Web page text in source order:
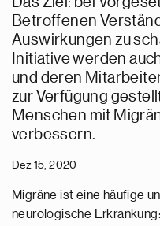
Betroffenen
Auswirkungen zu
Initiative werden
und deren
zur Verfügung
Menschen mit
verbessern.
Dez 15, 2020
Migräne ist eine häufige
neurologische